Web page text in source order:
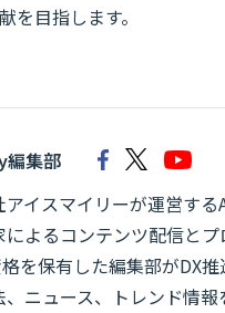
を目指します。
集部
アイスマイリーが運営す
によるコンテンツ配信と
を保有した編集部がDX
ニュース、トレンド情報